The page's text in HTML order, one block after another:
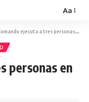
Aa
ejecuta a tres personas en Hermosillo
personas en